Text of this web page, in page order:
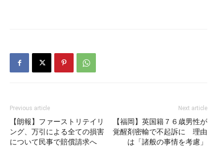
Previous article
【朗報】ファーストリテイリ
ング、万引による全ての損害
について民事で賠償請求へ
Next article
【福岡】英国籍７６歳男性が
覚醒剤密輸で不起訴に 理由
は「諸般の事情を考慮」